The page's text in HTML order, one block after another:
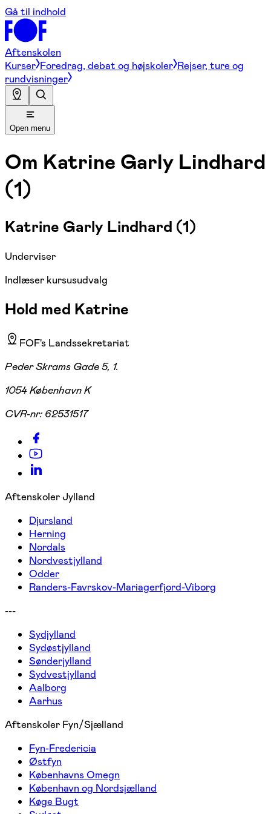
Gå til indhold
Aftenskolen
Kurser Foredrag, debat og højskoler Rejser, ture og
rundvisninger
Open menu
Om Katrine Garly Lindhard
(1)
Katrine Garly Lindhard (1)
Underviser
Indlæser kursusudvalg
Hold med Katrine
FOF's Landssekretariat
Peder Skrams Gade 5, 1.
1054 København K
CVR-nr: 62531517
Aftenskoler Jylland
Djursland
Herning
Nordals
Nordvestjylland
Odder
Randers-Favrskov-Mariagerfjord-Viborg
---
Sydjylland
Sydøstjylland
Sønderjylland
Sydvestjylland
Aalborg
Aarhus
Aftenskoler Fyn/Sjælland
Fyn-Fredericia
Østfyn
Københavns Omegn
København og Nordsjælland
Køge Bugt